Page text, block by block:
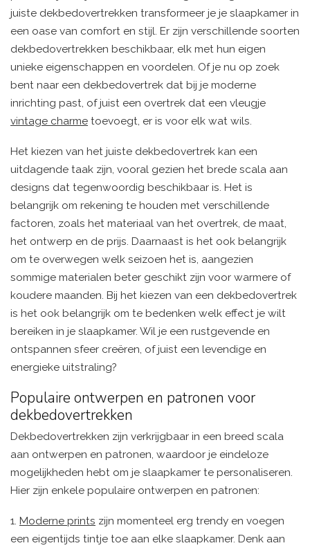
juiste dekbedovertrekken transformeer je je slaapkamer in
een oase van comfort en stijl. Er zijn verschillende soorten
dekbedovertrekken beschikbaar, elk met hun eigen
unieke eigenschappen en voordelen. Of je nu op zoek
bent naar een dekbedovertrek dat bij je moderne
inrichting past, of juist een overtrek dat een vleugje
vintage charme toevoegt, er is voor elk wat wils.
Het kiezen van het juiste dekbedovertrek kan een
uitdagende taak zijn, vooral gezien het brede scala aan
designs dat tegenwoordig beschikbaar is. Het is
belangrijk om rekening te houden met verschillende
factoren, zoals het materiaal van het overtrek, de maat,
het ontwerp en de prijs. Daarnaast is het ook belangrijk
om te overwegen welk seizoen het is, aangezien
sommige materialen beter geschikt zijn voor warmere of
koudere maanden. Bij het kiezen van een dekbedovertrek
is het ook belangrijk om te bedenken welk effect je wilt
bereiken in je slaapkamer. Wil je een rustgevende en
ontspannen sfeer creëren, of juist een levendige en
energieke uitstraling?
Populaire ontwerpen en patronen voor
dekbedovertrekken
Dekbedovertrekken zijn verkrijgbaar in een breed scala
aan ontwerpen en patronen, waardoor je eindeloze
mogelijkheden hebt om je slaapkamer te personaliseren.
Hier zijn enkele populaire ontwerpen en patronen:
1. Moderne prints zijn momenteel erg trendy en voegen
een eigentijds tintje toe aan elke slaapkamer. Denk aan